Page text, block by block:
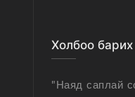
Холбоо барих
"Наяд саплай